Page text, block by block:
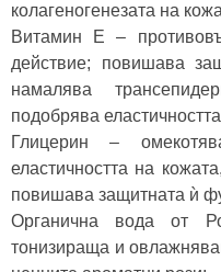
колагеногенезата на
Витамин Е –
действие; повишава
намалява
подобрява
Глицерин –
еластичността на
повишава защитната ѝ
Органична вода от
тонизираща и